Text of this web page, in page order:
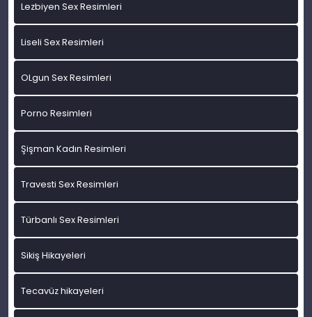
Lezbiyen Sex Resimleri
Liseli Sex Resimleri
OLgun Sex Resimleri
Porno Resimleri
Şişman Kadın Resimleri
Travesti Sex Resimleri
Türbanlı Sex Resimleri
Sikiş Hikayeleri
Tecavüz hikayeleri